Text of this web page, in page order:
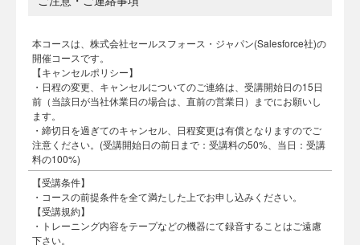
本コースは、株式会社セールスフォース・ジャパン(Salesforce社)の
開催コースです。
【キャンセルポリシー】
・日程の変更、キャンセルについてのご連絡は、受講開始日の15日
前（当該日が当社休業日の場合は、直前の営業日）までにお願いし
ます。
・締切日を過ぎてのキャンセル、日程変更は有償となりますのでご
注意ください。(受講開始日の前日まで：受講料の50%、当日：受講
料の100%)
【受講条件】
・コースの前提条件を全て満たした上でお申し込みください。
【受講規約】
・トレーニング内容をテープなどの機器にて録音することはご遠慮
下さい。